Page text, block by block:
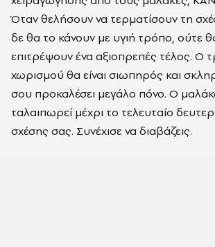
Όταν θελήσουν να τερματίσουν τη
δε θα το κάνουν με υγιή τρόπο, ούτε
επιτρέψουν ένα αξιοπρεπές τέλος. Ο
χωρισμού θα είναι σιωπηρός και
σου προκαλέσει μεγάλο πόνο. Ο
ταλαιπωρεί μέχρι το τελευταίο
σχέσης σας. Συνέχισε να διαβάζεις.